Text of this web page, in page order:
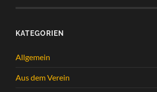
KATEGORIEN
Allgemein
Aus dem Verein